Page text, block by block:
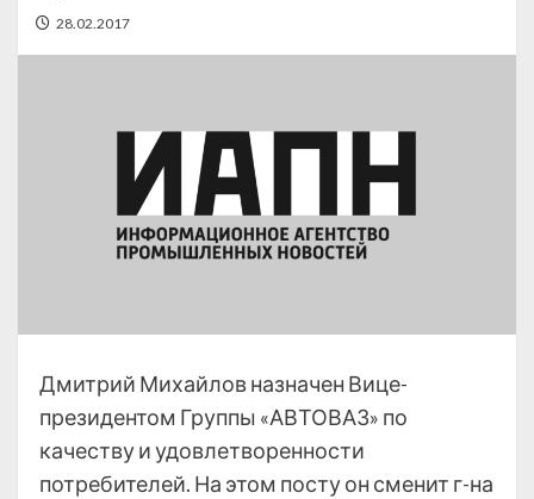
28.02.2017
Дмитрий Михайлов назначен Вице-
президентом Группы «АВТОВАЗ» по
качеству и удовлетворенности
потребителей. На этом посту он сменит г-на